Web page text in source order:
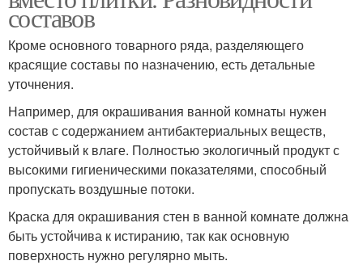
составов
Кроме основного товарного ряда, разделяющего
красящие составы по назначению, есть детальные
уточнения.
Например, для окрашивания ванной комнаты нужен
состав с содержанием антибактериальных веществ,
устойчивый к влаге. Полностью экологичный продукт с
высокими гигиеническими показателями, способный
пропускать воздушные потоки.
Краска для окрашивания стен в ванной комнате должна
быть устойчива к истиранию, так как основную
поверхность нужно регулярно мыть.